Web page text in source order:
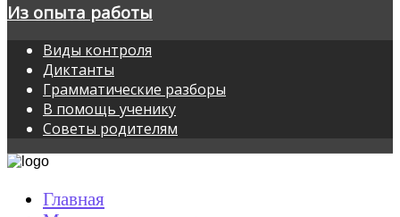
Из опыта работы
Виды контроля
Диктанты
Грамматические разборы
В помощь ученику
Советы родителям
Главная